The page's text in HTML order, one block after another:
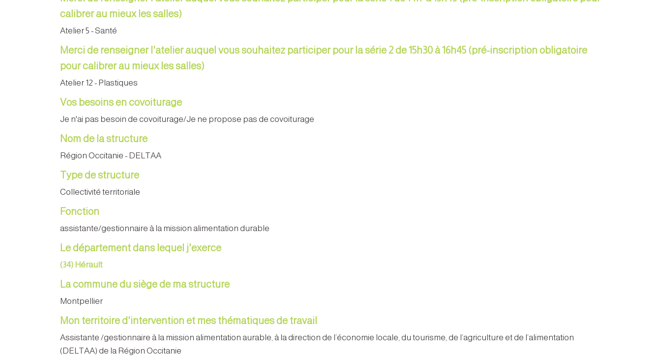
calibrer au mieux les salles)
Atelier 5 - Santé
Merci de renseigner l'atelier auquel vous souhaitez participer pour la série 2 de 15h30 à 16h45 (pré-inscription obligatoire
pour calibrer au mieux les salles)
Atelier 12 - Plastiques
Vos besoins en covoiturage
Je n'ai pas besoin de covoiturage/Je ne propose pas de covoiturage
Nom de la structure
Région Occitanie - DELTAA
Type de structure
Collectivité territoriale
Fonction
assistante/gestionnaire à la mission alimentation durable
Le département dans lequel j'exerce
(34) Hérault
La commune du siège de ma structure
Montpellier
Mon territoire d'intervention et mes thématiques de travail
Assistante /gestionnaire à la mission alimentation aurable, à la direction de l’économie locale, du tourisme, de l’agriculture et de l’alimentation
(DELTAA) de la Région Occitanie